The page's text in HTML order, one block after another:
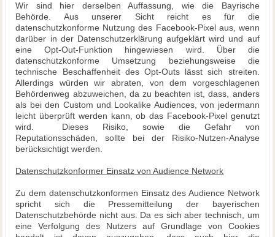
Wir sind hier derselben Auffassung, wie die Bayrische
Behörde. Aus unserer Sicht reicht es für die
datenschutzkonforme Nutzung des Facebook-Pixel aus, wenn
darüber in der Datenschutzerklärung aufgeklärt wird und auf
eine Opt-Out-Funktion hingewiesen wird. Über die
datenschutzkonforme Umsetzung beziehungsweise die
technische Beschaffenheit des Opt-Outs lässt sich streiten.
Allerdings würden wir abraten, von dem vorgeschlagenen
Behördenweg abzuweichen, da zu beachten ist, dass, anders
als bei den Custom und Lookalike Audiences, von jedermann
leicht überprüft werden kann, ob das Facebook-Pixel genutzt
wird. Dieses Risiko, sowie die Gefahr von
Reputationsschäden, sollte bei der Risiko-Nutzen-Analyse
berücksichtigt werden.
Datenschutzkonformer Einsatz von Audience Network
Zu dem datenschutzkonformen Einsatz des Audience Network
spricht sich die Pressemitteilung der bayerischen
Datenschutzbehörde nicht aus. Da es sich aber technisch, um
eine Verfolgung des Nutzers auf Grundlage von Cookies